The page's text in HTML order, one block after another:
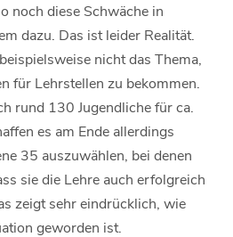
noch diese Schwäche in
dazu. Das ist leider Realität.
nicht das Thema,
für Lehrstellen zu bekommen.
rund 130 Jugendliche für ca.
es am Ende allerdings
35 auszuwählen, bei denen
sie die Lehre auch erfolgreich
zeigt sehr eindrücklich, wie
geworden ist.